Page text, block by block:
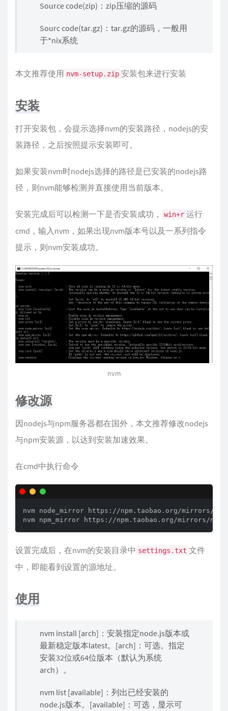
Source code(zip)：zip压缩的源码
Sourc code(tar.gz)：tar.gz的源码，一般用
于*nix系统
本文推荐使用 nvm-setup.zip 安装包来进行安装
安装
打开安装包，会提示选择nvm的安装路径，nodejs的安
装路径，之后按照提示安装即可。
如果安装nvm时nodejs选择的路径是已安装的nodejs路
径，则nvm能够检测并直接使用当前版本。
安装完成后可以检测一下是否安装成功， win+r 运行
cmd，输入nvm，如果出现nvm版本号以及一系列指令
提示，则nvm安装成功。
nvm
修改源
因nodejs与npm服务器都在国外，本文推荐修改nodejs
与npm安装源，以达到安装加速效果。
在cmd中执行命令
nvm node_mirror https://npm.taobao.org/mirrors/
nvm npm_mirror https://npm.taobao.org/mirrors/npm/
设置完成后，在nvm的安装目录中 settings.txt 文件
中，即能看到设置的源地址。
使用
nvm install [arch]：安装指定node.js版本或
最新稳定版本latest。[arch]：可选。指定
安装32位或64位版本（默认为系统
arch）。
nvm list [available]：列出已经安装的
node.js版本。[available]：可选，显示可